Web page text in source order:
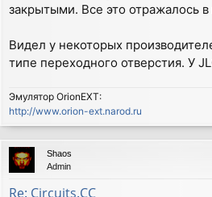
закрытыми. Все это отражалось в
Видел у некоторых
типе переходного отверстия. У
Эмулятор OrionEXT:
http://www.orion-ext.narod.ru
Shaos
Admin
Re: Circuits.CC